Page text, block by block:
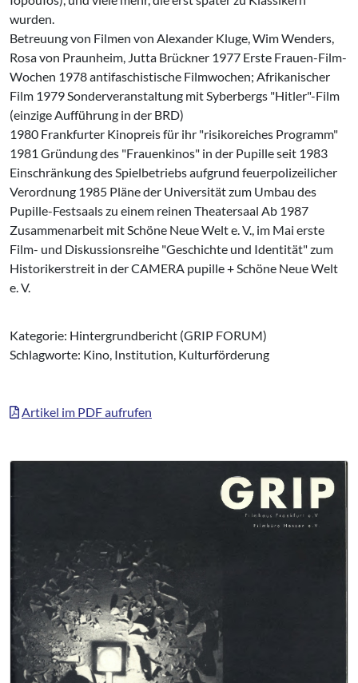
wurden.
Betreuung von Filmen von Alexander Klu­ge, Wim Wenders,
Rosa von Praunheim, Jutta Brückner 1977 Erste Frauen-Film-
Wochen 1978 antifaschistische Filmwochen; Afrikanischer
Film 1979 Sonderveranstaltung mit Syberbergs "Hitler"-Film
(einzige Aufführung in der BRD)
1980 Frankfurter Kinopreis für ihr "risikoreiches Programm"
1981 Gründung des "Frauenkinos" in der Pupille seit 1983
Einschränkung des Spielbetriebs aufgrund feuerpolizeilicher
Verordnung 1985 Pläne der Universität zum Umbau des
Pupille-Festsaals zu einem reinen Theatersaal Ab 1987
Zusammenarbeit mit Schöne Neue Welt e. V., im Mai erste
Film- und Diskussionsreihe "Geschichte und Identität" zum
Historikerstreit in der CAMERA pupille + Schöne Neue Welt
e. V.
Kategorie: Hintergrundbericht (GRIP FORUM)
Schlagworte: Kino, Institution, Kulturförderung
Artikel im PDF aufrufen